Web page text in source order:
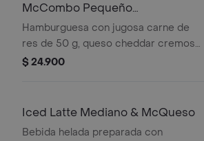
McCombo Pequeño
Hamburguesa con Queso
Hamburguesa con jugosa carne de
res de 50 g, queso cheddar cremoso,
cebolla, pepinillos, salsa de tomate y
pequeñas y bebida pequeña a
$ 24.900
Iced Latte Mediano & McQueso
Bebida helada preparada con